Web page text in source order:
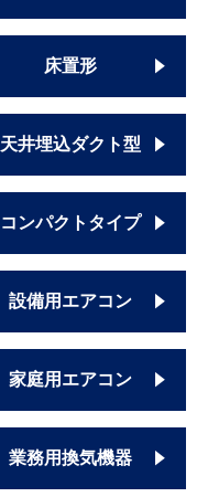
床置形
天井埋込ダクト型
コンパクトタイプ
設備用エアコン
家庭用エアコン
業務用換気機器